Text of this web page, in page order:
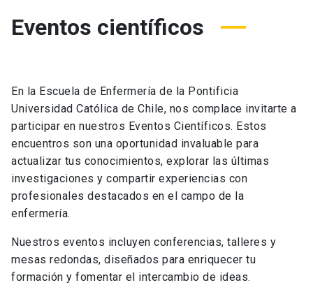
Eventos científicos
En la Escuela de Enfermería de la Pontificia
Universidad Católica de Chile, nos complace invitarte a
participar en nuestros Eventos Científicos. Estos
encuentros son una oportunidad invaluable para
actualizar tus conocimientos, explorar las últimas
investigaciones y compartir experiencias con
profesionales destacados en el campo de la
enfermería.
Nuestros eventos incluyen conferencias, talleres y
mesas redondas, diseñados para enriquecer tu
formación y fomentar el intercambio de ideas.